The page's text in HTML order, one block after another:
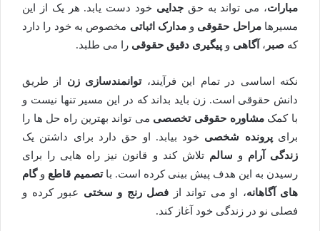
مبارات، می تواند به حقجدایی خود دست یابد. هر یک از این
مسیرهامراحل حقوقی ومدارک اثباتی مخصوص به خود را دارد
که صبر ، آگاهی و پیگیری دقیق حقوقی را می طلبد.
نکته اساسی در تمام این فرآیند،توانمندسازی زن از طریق
دانش حقوقی است. زن باید بداند که در این مسیر تنها نیست و
با کمکمشاوره حقوقی تخصصی می تواند بهترین راه حل ها را
برایپرونده شخصی خود بیابد. او حق دارد برای داشتن یک
زندگی آرام و سالم تلاش کند و قانون نیز راه هایی را برای
رسیدن به این هدف پیش بینی کرده است. باتصمیم قاطع وگام
های آگاهانه، او می تواند از فصل رنج و سختی عبور کرده و
فصلی نو در زندگی خود آغاز کند.